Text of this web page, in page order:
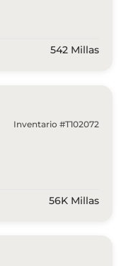
542 Millas
Inventario #T102072
56K Millas